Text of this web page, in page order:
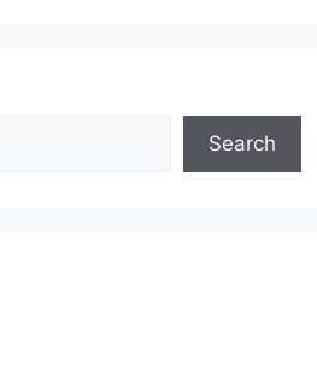
Search